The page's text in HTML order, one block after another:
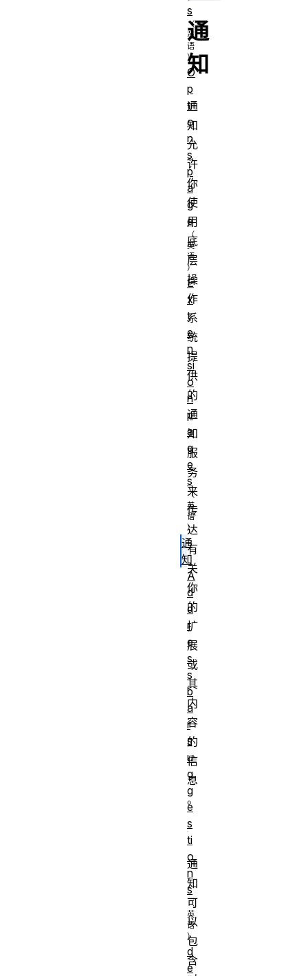
通
知
通
知
允
许
你
使
用
底
层
操
作
系
统
提
供
的
通
知
服
务
来
传
达
有
关
你
的
扩
展
或
其
内
容
的
信
息
。
通
知
可
以
包
含
s
O
p
ti
o
n
s
p
a
g
e
E
x
t
e
n
si
o
n
p
a
g
e
s
通
知
A
d
d
r
e
s
s
b
a
r
s
u
g
g
e
s
ti
o
n
s
d
e